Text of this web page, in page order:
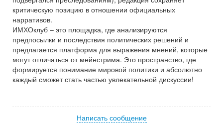
критическую позицию в отношении официальных
нарративов.
ИМХОклуб – это площадка, где анализируются
предпосылки и последствия политических решений и
предлагается платформа для выражения мнений, которые
могут отличаться от мейнстрима. Это пространство, где
формируется понимание мировой политики и абсолютно
каждый сможет стать частью увлекательной дискуссии!
Написать сообщение